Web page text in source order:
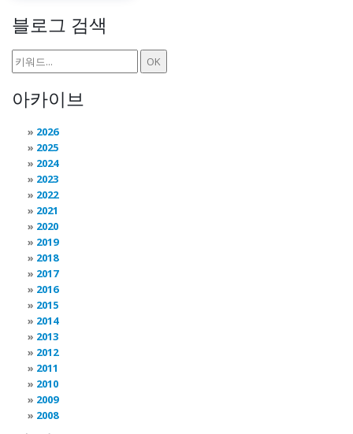
블로그 검색
아카이브
2026
2025
2024
2023
2022
2021
2020
2019
2018
2017
2016
2015
2014
2013
2012
2011
2010
2009
2008